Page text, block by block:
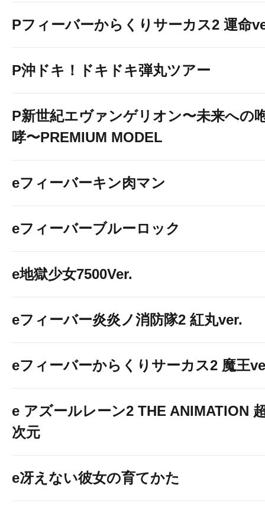
Pフィーバーからくりサーカス2 運命
P沖ドキ！ドキドキ弾丸ツアー
P新世紀エヴァンゲリオン〜未来への
哮〜PREMIUM MODEL
eフィーバーキン肉マン
eフィーバーブルーロック
e地獄少女7500Ver.
eフィーバー炎炎ノ消防隊2 紅丸ver.
eフィーバーからくりサーカス2 魔王
e アズールレーン2 THE ANIMATION
次元
e冴えない彼女の育てかた